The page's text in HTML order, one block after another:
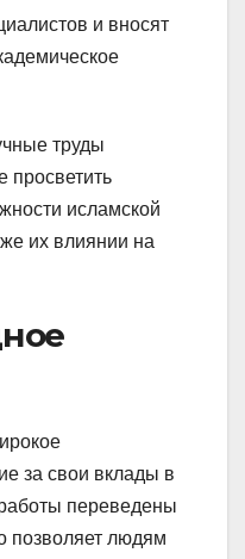
и вносят
труды
просветить
исламской
их влиянии на
за свои вклады в
переведены
позволяет людям